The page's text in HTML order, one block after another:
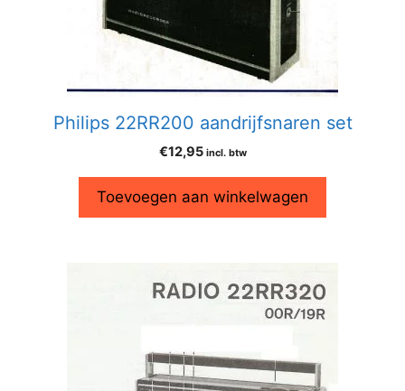
Philips 22RR200 aandrijfsnaren set
€12,95 incl. btw
Toevoegen aan winkelwagen